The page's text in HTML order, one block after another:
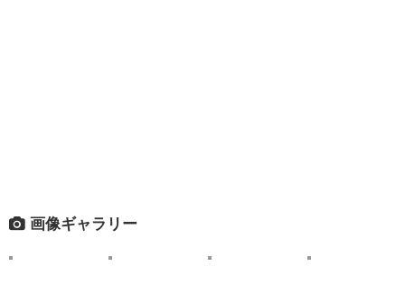
画像ギャラリー